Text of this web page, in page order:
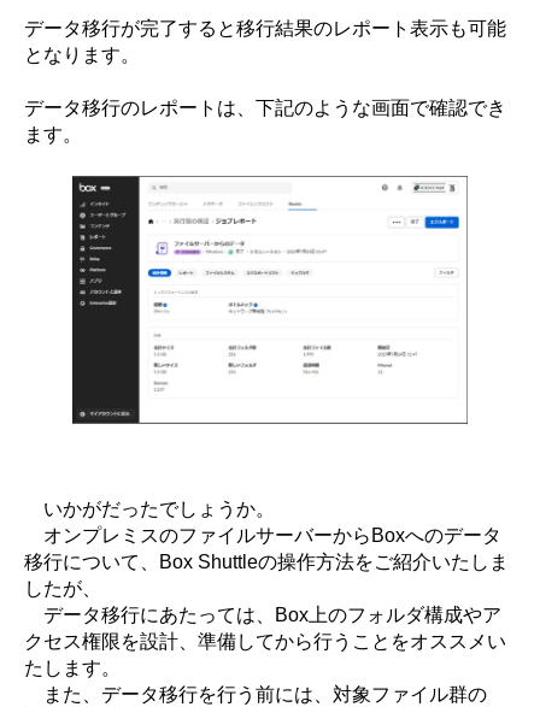
データ移行が完了すると移行結果のレポート表示も可能
となります。
データ移行のレポートは、下記のような画面で確認でき
ます。
いかがだったでしょうか。
オンプレミスのファイルサーバーからBoxへのデータ
移行について、Box Shuttleの操作方法をご紹介いたしま
したが、
データ移行にあたっては、Box上のフォルダ構成やア
クセス権限を設計、準備してから行うことをオススメい
たします。
また、データ移行を行う前には、対象ファイル群の